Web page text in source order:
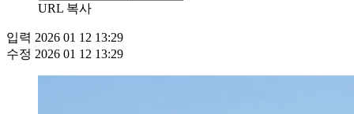
URL 복사
입력 2026 01 12 13:29
수정 2026 01 12 13:29